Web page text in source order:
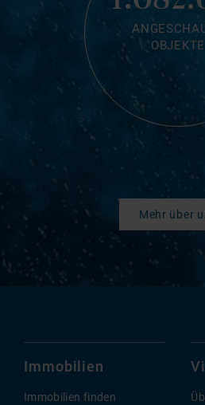
OBJEKTE
Mehr über
Immobilien
Immobilien finden